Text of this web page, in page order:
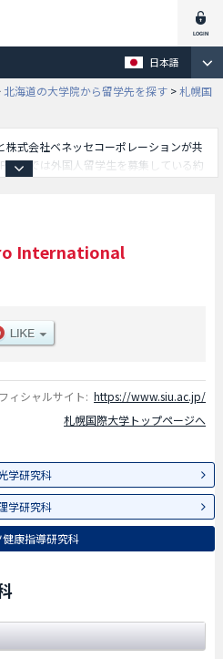
日本語
北海道の大学院から留学先を探す >札幌国
式会社ベネッセコーポレーションが共
では外国人留学生を募集している約
科等、研究科別情報や、募集定員や合
セスなど外国人留学生に必要な情報を
い。International
ィシャルサイト: https://www.siu.ac.jp/
札幌国際大学トップページへ
学研究科
学研究科
健康指導研究科